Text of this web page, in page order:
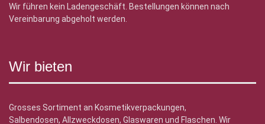
Wir führen kein Ladengeschäft. Bestellungen können nach
Vereinbarung abgeholt werden.
Wir bieten
Grosses Sortiment an Kosmetikverpackungen,
Salbendosen, Allzweckdosen, Glaswaren und Flaschen. Wir